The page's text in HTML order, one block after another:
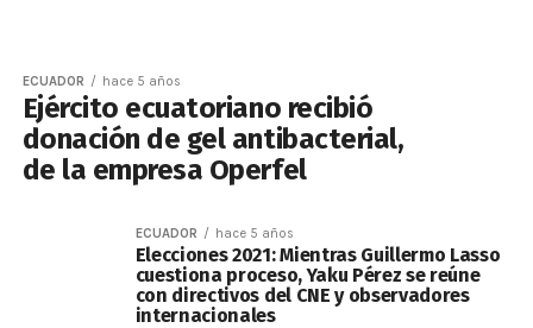
ECUADOR hace 5 años
Ejército ecuatoriano recibió
donación de gel antibacterial,
de la empresa Operfel
ECUADOR hace 5 años
Elecciones 2021: Mientras Guillermo Lasso
cuestiona proceso, Yaku Pérez se reúne
con directivos del CNE y observadores
internacionales